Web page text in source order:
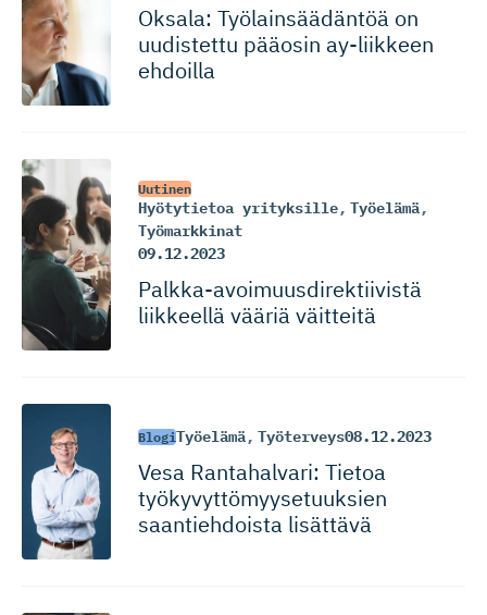
Oksala: Työlainsää­däntöä on
uudistettu pääosin ay-liikkeen
ehdoilla
Uutinen
Hyötytietoa yrityksille, Työelämä,
Työmarkkinat
09.12.2023
Palkka-avoi­muus­di­rek­tiivistä
liikkeellä vääriä väitteitä
BlogiTyöelämä, Työterveys08.12.2023
Vesa Rantahalvari: Tietoa
työkyvyttö­myy­se­tuuksien
saantiehdoista lisättävä